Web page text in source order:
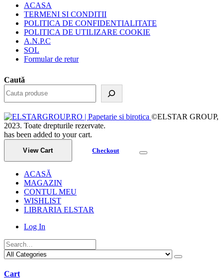
ACASA
TERMENI SI CONDITII
POLITICA DE CONFIDENTIALITATE
POLITICA DE UTILIZARE COOKIE
A.N.P.C
SOL
Formular de retur
Caută
©ELSTAR GROUP,
2023. Toate drepturile rezervate.
has been added to your cart.
View Cart Checkout
ACASĂ
MAGAZIN
CONTUL MEU
WISHLIST
LIBRARIA ELSTAR
Log In
Cart